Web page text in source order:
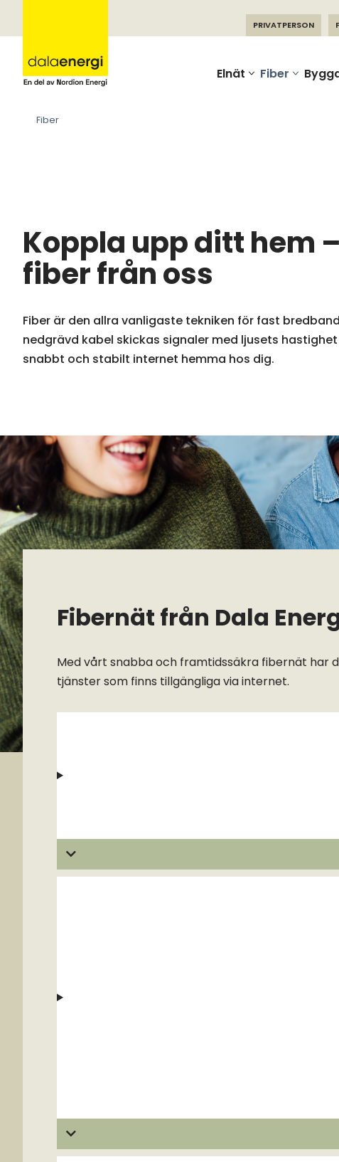
Skip
content
PRIVATPERSON
Elnät Fiber
Fiber
Koppla upp ditt hem
fiber från oss
Fiber är den allra vanligaste tekniken för fast
nedgrävd kabel skickas signaler med ljusets
snabbt och stabilt internet hemma hos dig.
Fibernät från Dala
Med vårt snabba och framtidssäkra fibernät har
tjänster som finns tillgängliga via internet.